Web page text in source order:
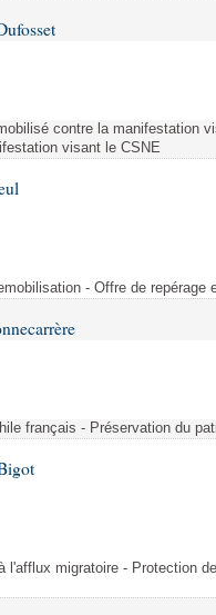
contre la manifestation
visant le CSNE
- Offre de repérage
français - Préservation du
l'afflux migratoire - Protection